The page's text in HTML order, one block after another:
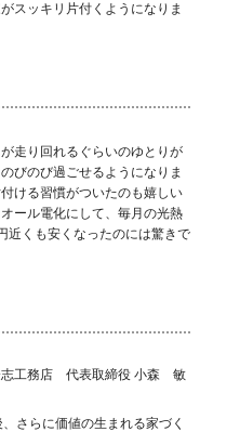
スッキリ片付くようになりま
走り回れるぐらいのゆとりが
びのび過ごせるようになりま
ける習慣がついたのも嬉しい
ール電化にして、毎月の光熱
近くも安くなったのには驚きで
志工務店 代表取締役 小森 敏
、さらに価値の生まれる家づく